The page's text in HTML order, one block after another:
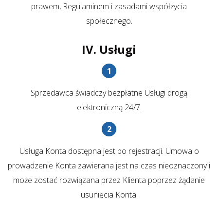
prawem, Regulaminem i zasadami współżycia
społecznego.
IV. Usługi
Sprzedawca świadczy bezpłatne Usługi drogą
elektroniczną 24/7.
Usługa Konta dostępna jest po rejestracji. Umowa o
prowadzenie Konta zawierana jest na czas nieoznaczony i
może zostać rozwiązana przez Klienta poprzez żądanie
usunięcia Konta.